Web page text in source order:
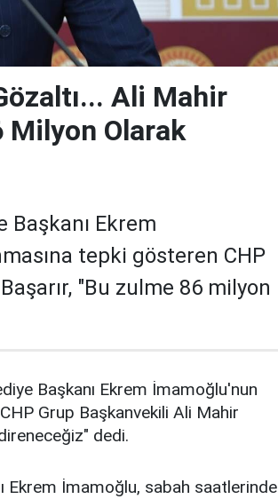
Ali Mahir
Milyon Olarak
Ekrem
tepki gösteren CHP
"Bu zulme 86 milyon
Başkanı Ekrem İmamoğlu'nun
Grup Başkanvekili Ali Mahir
dedi.
Ekrem İmamoğlu, sabah saatlerinde